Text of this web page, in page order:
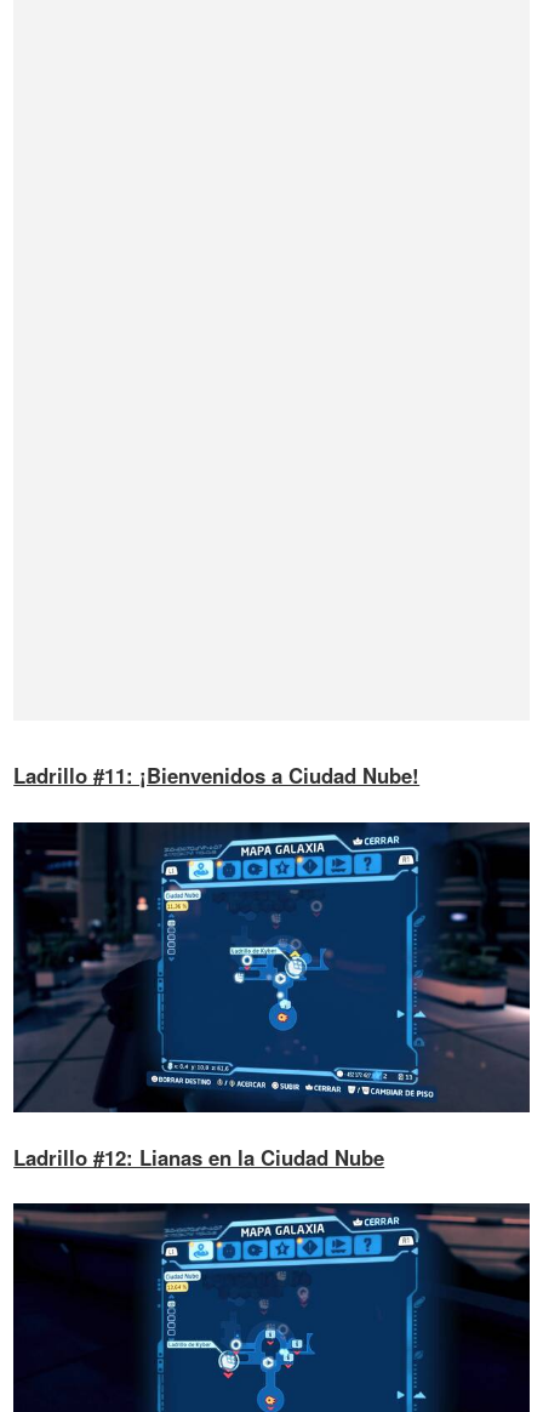
Ladrillo #11: ¡Bienvenidos a Ciudad Nube!
Ladrillo #12: Lianas en la Ciudad Nube